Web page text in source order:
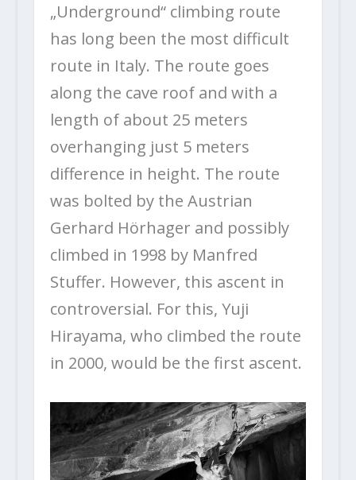
„Underground“ climbing route
has long been the most difficult
route in Italy. The route goes
along the cave roof and with a
length of about 25 meters
overhanging just 5 meters
difference in height. The route
was bolted by the Austrian
Gerhard Hörhager and possibly
climbed in 1998 by Manfred
Stuffer. However, this ascent in
controversial. For this, Yuji
Hirayama, who climbed the route
in 2000, would be the first ascent.